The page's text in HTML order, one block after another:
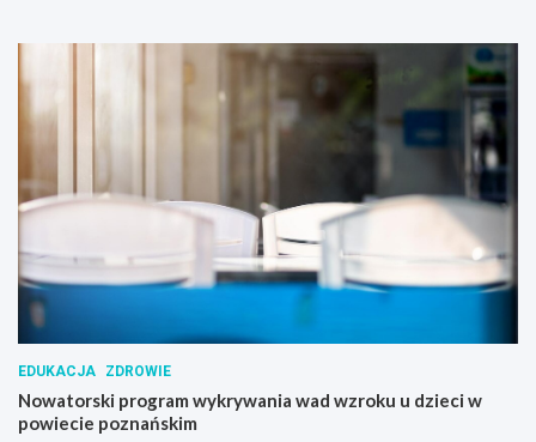
a
a
EDUKACJA ZDROWIE
Nowatorski program wykrywania wad wzroku u dzieci w
powiecie poznańskim